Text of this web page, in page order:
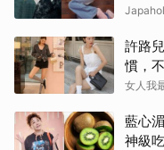
群神鞋
許路
慣，
女人我
藍心
神級